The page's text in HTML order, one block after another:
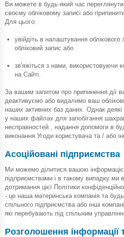
Ви можете в будь-який час
своєму обліковому записі або
Для цього:
увійдіть в налаштування облікового
обліковий запис або
зв'яжіться з нами, використовуючи
на Сайті.
За вашим запитом про припинення дії
деактивуємо або видалимо ваш
наших активних баз даних. Однак деякі
у наших файлах для запобігання
несправностей , надання допомоги в
виконання Угоди користувача та / або
Асоційовані підприємства
Ми можемо ділитися вашою
підприємствами і в такому випадку ми
дотримання цієї Політики
- це наша материнська компанія та
спільного підприємства або інші
які перебувають під спільним
Розголошення інформації